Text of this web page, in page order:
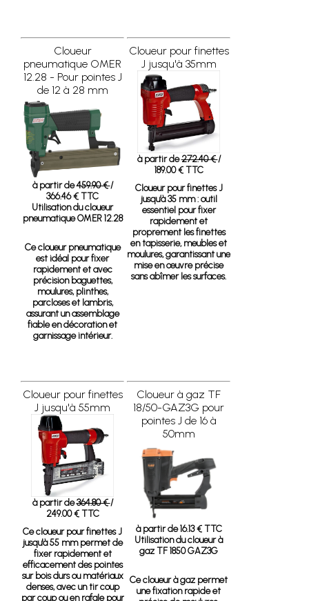
Cloueur
pneumatique OMER
12.28 - Pour pointes J
de 12 à 28 mm
à partir de459.90 €/
366.46 € TTC
Utilisation du cloueur
pneumatique OMER 12.28
Ce cloueur pneumatique
est idéal pour fixer
rapidement et avec
précision baguettes,
moulures, plinthes,
parcloses et lambris,
assurant un assemblage
fiable en décoration et
garnissage intérieur.
Cloueur pour finettes
J jusqu'à 35mm
à partir de272.40 €/
189.00 € TTC
Cloueur pour finettes J
jusqu’à 35 mm: outil
essentiel pour fixer
rapidement et
proprement les finettes
en tapisserie, meubles et
moulures, garantissant une
mise en œuvre précise
sans abîmer les surfaces.
Cloueur pour finettes
J jusqu'à 55mm
à partir de364.80 €/
249.00 € TTC
Ce cloueur pour finettes J
jusqu'à 55 mm permet de
fixer rapidement et
efficacement des pointes
sur bois durs ou matériaux
denses, avec un tir coup
par coup ou en rafale pour
Cloueur à gaz TF
18/50-GAZ3G pour
pointes J de 16 à
50mm
à partir de 16.13 € TTC
Utilisation du cloueur à
gaz TF 1850 GAZ3G
Ce cloueur à gaz permet
une fixation rapide et